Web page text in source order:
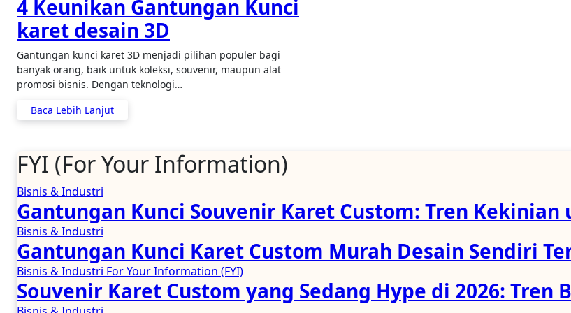
4 Keunikan Gantungan Kunci
karet desain 3D
Gantungan kunci karet 3D menjadi pilihan populer bagi
banyak orang, baik untuk koleksi, souvenir, maupun alat
promosi bisnis. Dengan teknologi…
Baca Lebih Lanjut
FYI (For Your Information)
Bisnis & Industri
Gantungan Kunci Souvenir Karet Custom: Tren
Bisnis & Industri
Gantungan Kunci Karet Custom Murah Desain Sendiri
Bisnis & Industri For Your Information (FYI)
Souvenir Karet Custom yang Sedang Hype di 2026: